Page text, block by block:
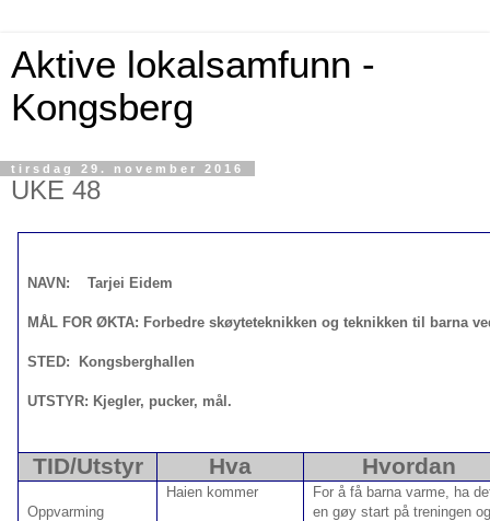
Aktive lokalsamfunn -
Kongsberg
tirsdag 29. november 2016
UKE 48
NAVN: Tarjei Eidem
MÅL FOR ØKTA: Forbedre skøyteteknikken og teknikken til barna
STED: Kongsberghallen
UTSTYR: Kjegler, pucker, mål.
TID/Utstyr Hva Hvordan
Oppvarming
Haien kommer
For å få barna varme, ha
en gøy start på treningen og